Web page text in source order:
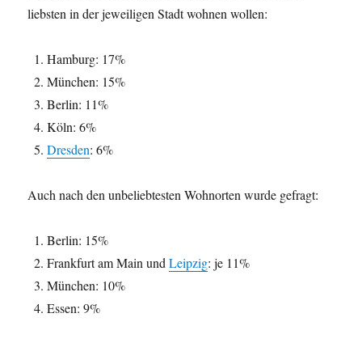
liebsten in der jeweiligen Stadt wohnen wollen:
Hamburg: 17%
München: 15%
Berlin: 11%
Köln: 6%
Dresden: 6%
Auch nach den unbeliebtesten Wohnorten wurde gefragt:
Berlin: 15%
Frankfurt am Main undLeipzig: je 11%
München: 10%
Essen: 9%